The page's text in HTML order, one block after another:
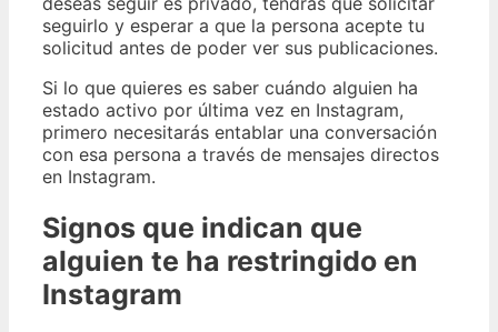
seguirlo y esperar a que la persona acepte tu
solicitud antes de poder ver sus publicaciones.
Si lo que quieres es saber cuándo alguien ha
estado activo por última vez en Instagram,
primero necesitarás entablar una conversación
con esa persona a través de mensajes directos
en Instagram.
Signos que indican que
alguien te ha restringido en
Instagram